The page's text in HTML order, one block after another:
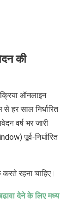
की
ऑनलाइन
हर साल निर्धारित
वर्ष भर जारी
पूर्व-निर्धारित
रहना चाहिए।
देने के लिए मध्य